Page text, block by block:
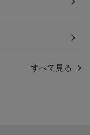
すべて見る